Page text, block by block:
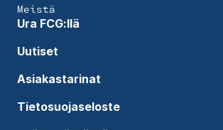
Meistä
Ura FCG:llä
Uutiset
Asiakastarinat
Tietosuojaseloste